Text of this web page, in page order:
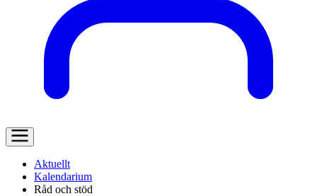
Aktuellt
Kalendarium
Råd och stöd